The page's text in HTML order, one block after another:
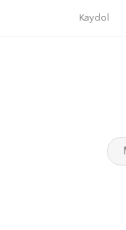
Kaydol